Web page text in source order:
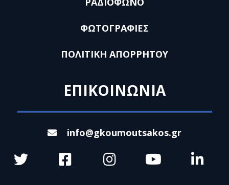
ΦΩΤΟΓΡΑΦΙΕΣ
ΠΟΛΙΤΙΚΗ ΑΠΟΡΡΗΤΟΥ
ΕΠΙΚΟΙΝΩΝΙΑ
info@gkoumoutsakos.gr